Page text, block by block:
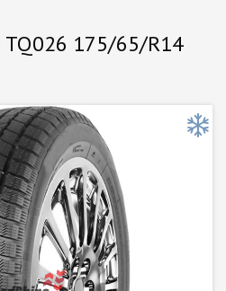
175/65/R14